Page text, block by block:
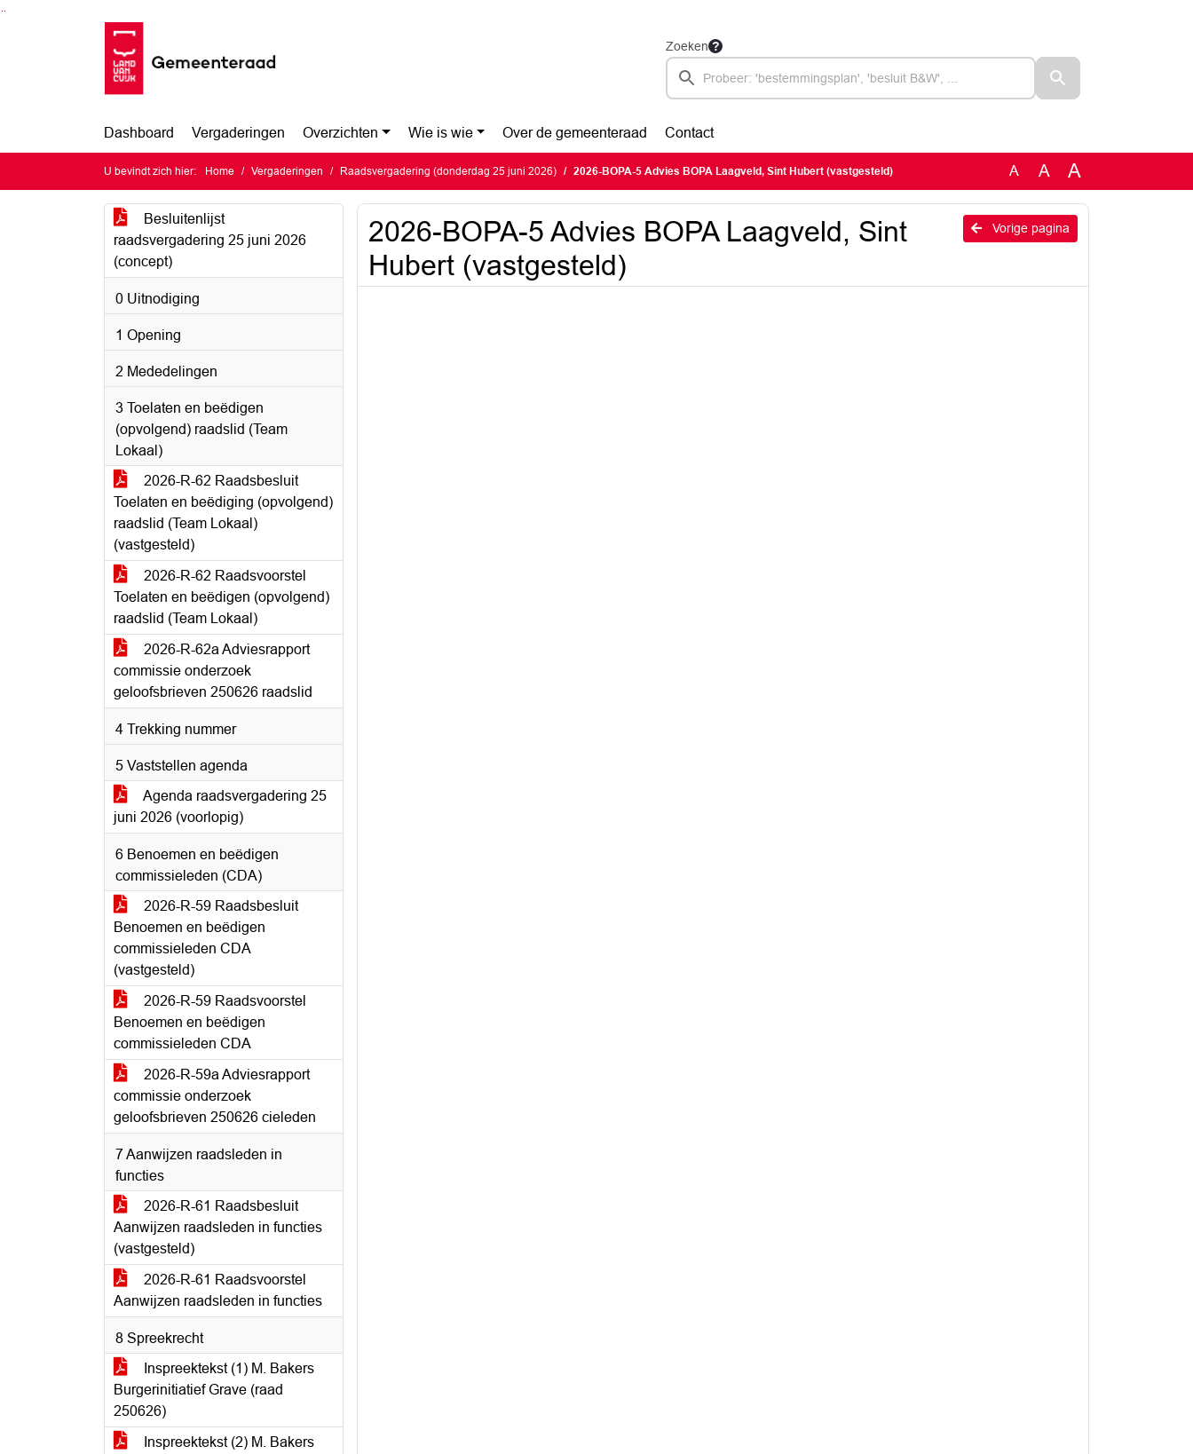
Ga naar de inhoud van deze pagina
Ga naar het zoeken
Ga naar het menu
Zoeken
Dashboard Vergaderingen Overzichten Wie is wie Over de gemeenteraad Contact
U bevindt zich hier: Home Vergaderingen Raadsvergadering (donderdag 25 juni 2026) 2026-BOPA-5 Advies BOPA Laagveld, Sint Hubert (vastgesteld) A A A
Besluitenlijst
raadsvergadering 25 juni 2026
(concept)
0 Uitnodiging
1 Opening
2 Mededelingen
3 Toelaten en beëdigen
(opvolgend) raadslid (Team
Lokaal)
2026-R-62 Raadsbesluit
Toelaten en beëdiging (opvolgend)
raadslid (Team Lokaal)
(vastgesteld)
2026-R-62 Raadsvoorstel
Toelaten en beëdigen (opvolgend)
raadslid (Team Lokaal)
2026-R-62a Adviesrapport
commissie onderzoek
geloofsbrieven 250626 raadslid
4 Trekking nummer
5 Vaststellen agenda
Agenda raadsvergadering 25
juni 2026 (voorlopig)
6 Benoemen en beëdigen
commissieleden (CDA)
2026-R-59 Raadsbesluit
Benoemen en beëdigen
commissieleden CDA
(vastgesteld)
2026-R-59 Raadsvoorstel
Benoemen en beëdigen
commissieleden CDA
2026-R-59a Adviesrapport
commissie onderzoek
geloofsbrieven 250626 cieleden
7 Aanwijzen raadsleden in
functies
2026-R-61 Raadsbesluit
Aanwijzen raadsleden in functies
(vastgesteld)
2026-R-61 Raadsvoorstel
Aanwijzen raadsleden in functies
8 Spreekrecht
Inspreektekst (1) M. Bakers
Burgerinitiatief Grave (raad
250626)
Inspreektekst (2) M. Bakers
Vorige pagina
2026-BOPA-5 Advies BOPA Laagveld, Sint
Hubert (vastgesteld)